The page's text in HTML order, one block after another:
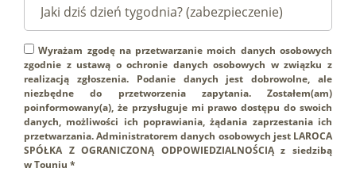
Wyrażam zgodę na przetwarzanie moich danych osobowych
zgodnie z ustawą o ochronie danych osobowych w związku z
realizacją zgłoszenia. Podanie danych jest dobrowolne, ale
niezbędne do przetworzenia zapytania. Zostałem(am)
poinformowany(a), że przysługuje mi prawo dostępu do swoich
danych, możliwości ich poprawiania, żądania zaprzestania ich
przetwarzania. Administratorem danych osobowych jest LAROCA
SPÓŁKA Z OGRANICZONĄ ODPOWIEDZIALNOŚCIĄ z siedzibą
w Touniu *